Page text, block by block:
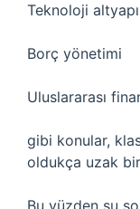
Teknoloji
Borç yönetimi
Uluslararası
gibi konular,
oldukça uzak
Bu yüzden şu